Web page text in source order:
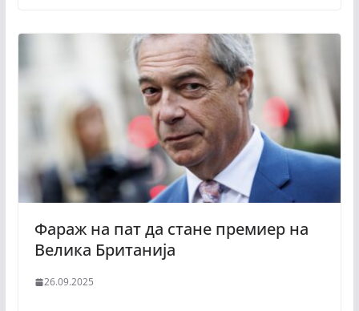
Фараж на пат да стане премиер на
Велика Британија
26.09.2025